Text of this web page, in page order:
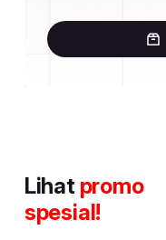
Lihat promo
spesial!